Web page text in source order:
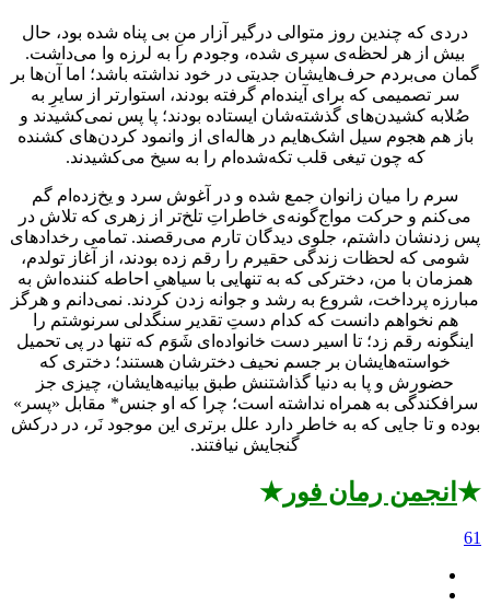
دردی که چندین روز متوالی درگیر آزار منِ بی پناه شده بود، حال
بیش از هر لحظه‌‌ی سپری شده، وجودم را به لرزه وا می‌‌داشت.
گمان می‌‌بردم حرف‌‌هایشان جدیتی در خود نداشته باشد؛ اما آن‌‌ها بر
سر تصمیمی که برای آینده‌‌‌ام گرفته بودند، استوارتر از سایرِ به
صُلابه کشیدن‌‌های گذشته‌‌شان ایستاده بودند؛ پا پس نمی‌‌کشیدند و
باز هم هجوم سیل اشک‌‌هایم در هاله‌‌ای از وانمود کردن‌‌های کشنده
که چون تیغی قلب تکه‌‌شده‌‌‌ام را به سیخ می‌‌کشیدند.
سرم را میان زانو‌‌ان جمع شده و در آغوش سرد و یخ‌‌زده‌‌ام گم
می‌‌کنم و حرکت مواج‌‌گونه‌‌‌ی خاطراتِ تلخ‌‌‌تر از زهری که تلاش در
پس زدنشان داشتم، جلوی دیدگان تارم می‌‌رقصند. تمامی رخدادهای
شومی که لحظات زندگی حقیرم را رقم زده بودند، از آغاز تولدم،
همزمان با من، دخترکی که به تنهایی با سیاهیِ احاطه کننده‌‌‌اش به
مبارزه پرداخت، شروع به رشد و جوانه زدن کردند. نمی‌‌‌دانم و هرگز
هم نخواهم دانست که کدام دستِ تقدیر سنگدلی سرنوشتم را
اینگونه رقم زد؛ تا اسیر دست خانواده‌‌ای شَوَم که تنها در پی تحمیل
خواسته‌‌هایشان بر جسم نحیف دخترشان هستند؛ دختری که
حضورش و پا به دنیا گذاشتنش طبق بیانیه‌‌هایشان، چیزی جز
سرافکندگی به همراه نداشته است؛ چرا که او جنس* مقابل «پسر»
بوده و تا جایی که به خاطر دارد علل برتری این موجود نَر، در درکش
گنجایش نیافتند.
★ انجمن رمان فور ★
61